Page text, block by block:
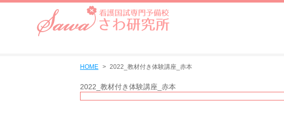
HOME 2022_教材付き体験講座_赤本
2022_教材付き体験講座_赤本